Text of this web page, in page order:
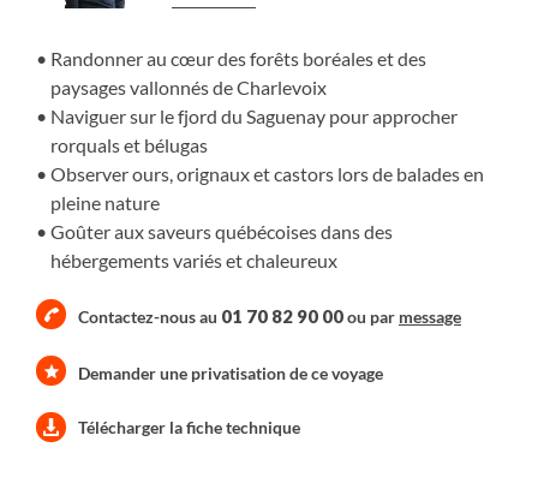
Randonner au cœur des forêts boréales et des
paysages vallonnés de Charlevoix
Naviguer sur le fjord du Saguenay pour approcher
rorquals et bélugas
Observer ours, orignaux et castors lors de balades en
pleine nature
Goûter aux saveurs québécoises dans des
hébergements variés et chaleureux
Contactez-nous au 01 70 82 90 00ou par message
Demander une privatisation de ce voyage
Télécharger la fiche technique